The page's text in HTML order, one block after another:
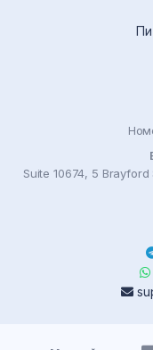
Suite 10674, 5